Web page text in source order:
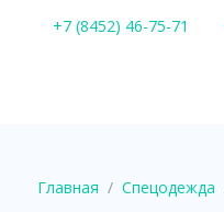
+7 (8452) 46-75-71
Главная Спецодежда